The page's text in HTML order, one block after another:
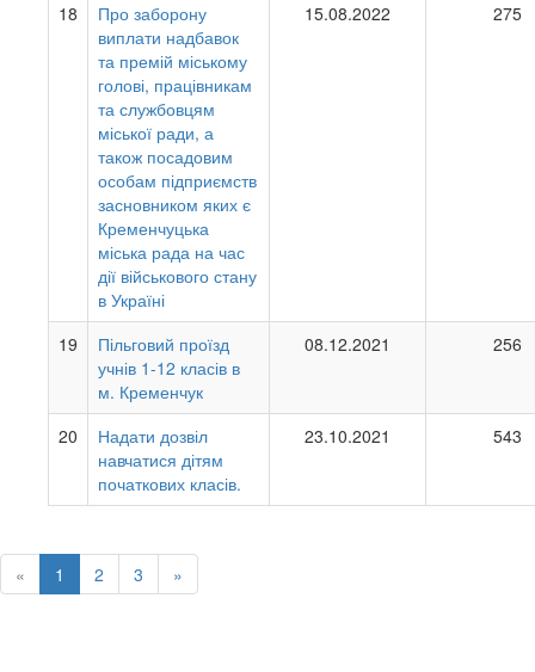
18
Про заборону
виплати надбавок
та премій міському
голові, працівникам
та службовцям
міської ради, а
також посадовим
особам підприємств
засновником яких є
Кременчуцька
міська рада на час
дії військового стану
в Україні
15.08.2022 275
19
Пільговий проїзд
учнів 1-12 класів в
м. Кременчук
08.12.2021 256
20
Надати дозвіл
навчатися дітям
початкових класів.
23.10.2021 543
« 1 2 3 »